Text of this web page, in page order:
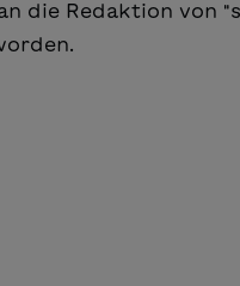
die Redaktion von